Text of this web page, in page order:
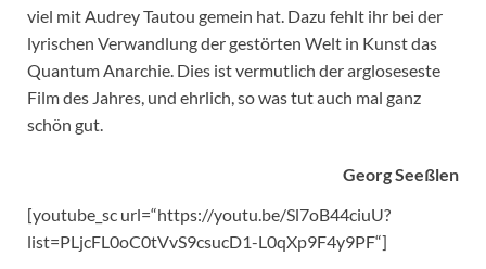
viel mit Audrey Tautou gemein hat. Dazu fehlt ihr bei der
lyrischen Verwandlung der gestörten Welt in Kunst das
Quantum Anarchie. Dies ist vermutlich der argloseseste
Film des Jahres, und ehrlich, so was tut auch mal ganz
schön gut.
Georg Seeßlen
[youtube_sc url=“https://youtu.be/Sl7oB44ciuU?
list=PLjcFL0oC0tVvS9csucD1-L0qXp9F4y9PF“]